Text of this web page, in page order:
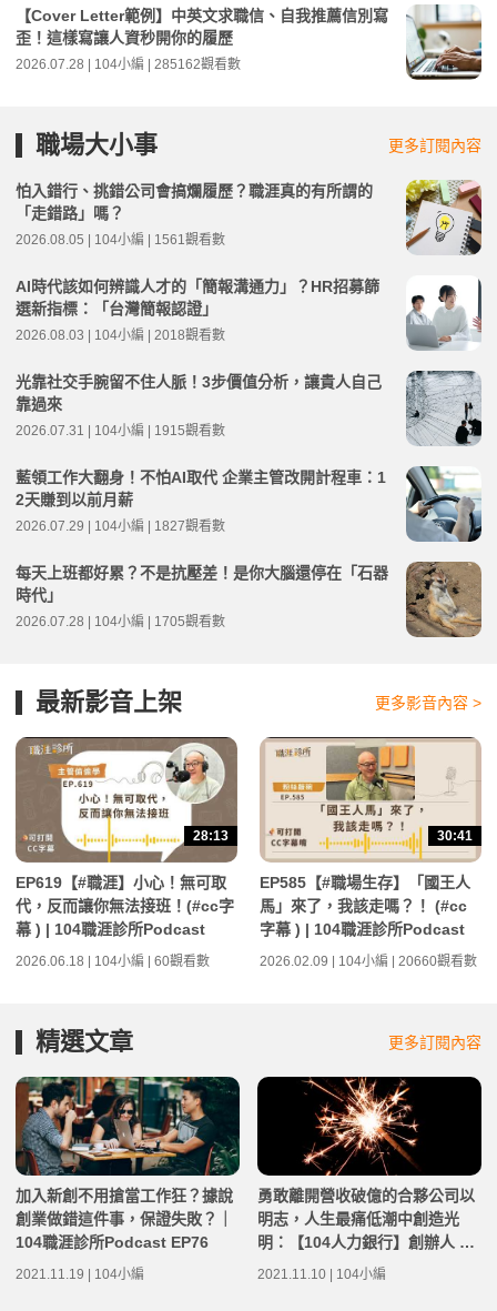
【Cover Letter範例】中英文求職信、自我推薦信別寫
歪！這樣寫讓人資秒開你的履歷
2026.07.28 | 104小編 | 285162觀看數
職場大小事 更多訂閱內容
怕入錯行、挑錯公司會搞爛履歷？職涯真的有所謂的
「走錯路」嗎？
2026.08.05 | 104小編 | 1561觀看數
AI時代該如何辨識人才的「簡報溝通力」？HR招募篩
選新指標：「台灣簡報認證」
2026.08.03 | 104小編 | 2018觀看數
光靠社交手腕留不住人脈！3步價值分析，讓貴人自己
靠過來
2026.07.31 | 104小編 | 1915觀看數
藍領工作大翻身！不怕AI取代 企業主管改開計程車：1
2天賺到以前月薪
2026.07.29 | 104小編 | 1827觀看數
每天上班都好累？不是抗壓差！是你大腦還停在「石器
時代」
2026.07.28 | 104小編 | 1705觀看數
最新影音上架 更多影音內容 >
28:13
EP619【#職涯】小心！無可取
代，反而讓你無法接班！(#cc字
幕 ) | 104職涯診所Podcast
2026.06.18 | 104小編 | 60觀看數
30:41
EP585【#職場生存】「國王人
馬」來了，我該走嗎？！ (#cc
字幕 ) | 104職涯診所Podcast
2026.02.09 | 104小編 | 20660觀看數
精選文章 更多訂閱內容
加入新創不用搶當工作狂？據說
創業做錯這件事，保證失敗？｜
104職涯診所Podcast EP76
2021.11.19 | 104小編
勇敢離開營收破億的合夥公司以
明志，人生最痛低潮中創造光
明：【104人力銀行】創辦人 楊
基寬｜104職涯診所Podcast EP
2021.11.10 | 104小編